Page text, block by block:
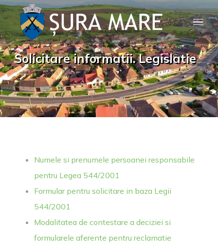
Skip
content
Solicitare informatii. Legislatie
Numele si prenumele persoanei responsabile
pentru Legea 544/2001
Formular pentru solicitare in baza Legii
544/2001
Modalitatea de contestare a deciziei si
formularele aferente pentru reclamatie